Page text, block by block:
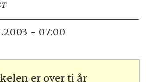
- 07:00
er over ti år